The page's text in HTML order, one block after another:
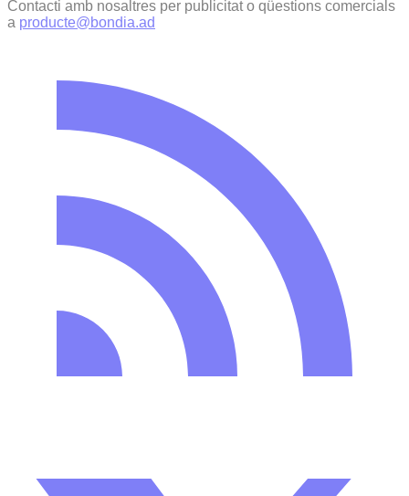
Contacti amb nosaltres per publicitat o qüestions comercials
a producte@bondia.ad